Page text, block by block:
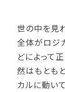
世の中を見
全体がロジ
どによって
然はもとも
カルに動い